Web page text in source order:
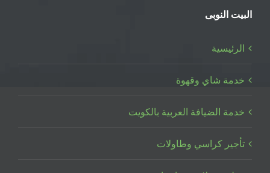
البيت النوبى
الرئيسية
خدمة شاي وقهوة
خدمة الضيافة العربية بالكويت
تأجير كراسي وطاولات